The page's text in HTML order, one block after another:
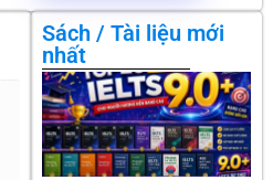
Sách / Tài liệu mới
nhất